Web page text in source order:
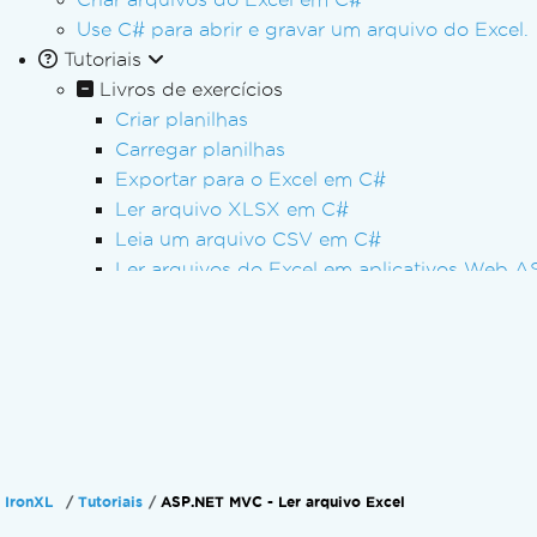
Use C# para abrir e gravar um arquivo do Excel.
Tutoriais
Livros de exercícios
Criar planilhas
Carregar planilhas
Exportar para o Excel em C#
Ler arquivo XLSX em C#
Leia um arquivo CSV em C#
Ler arquivos do Excel em aplicativos Web
Criptografar planilha com senha
IronXL Tutoriais ASP.NET MVC - Ler arquivo Excel